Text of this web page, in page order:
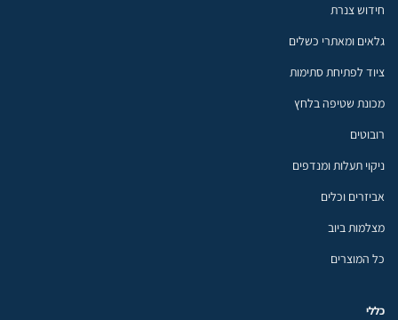
חידוש צנרת
גלאים ומאתרי כשלים
ציוד לפתיחת סתימות
מכונת שטיפה בלחץ
רובוטים
ניקוי תעלות ומנדפים
אביזרים וכלים
מצלמות ביוב
כל המוצרים
כללי